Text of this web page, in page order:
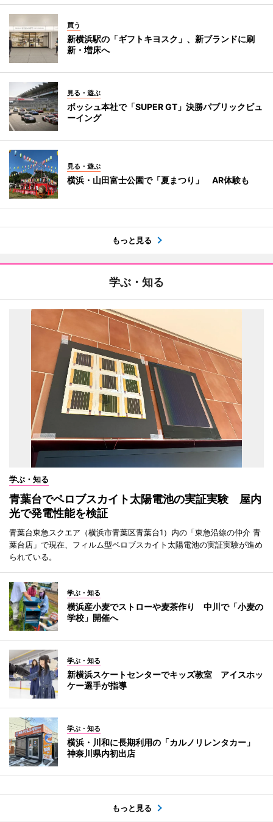
買う
新横浜駅の「ギフトキヨスク」、新ブランドに刷
新・増床へ
見る・遊ぶ
ボッシュ本社で「SUPER GT」決勝パブリックビュ
ーイング
見る・遊ぶ
横浜・山田富士公園で「夏まつり」 AR体験も
もっと見る
学ぶ・知る
学ぶ・知る
青葉台でペロブスカイト太陽電池の実証実験 屋内
光で発電性能を検証
青葉台東急スクエア（横浜市青葉区青葉台1）内の「東急沿線の仲介 青
葉台店」で現在、フィルム型ペロブスカイト太陽電池の実証実験が進め
られている。
学ぶ・知る
横浜産小麦でストローや麦茶作り 中川で「小麦の
学校」開催へ
学ぶ・知る
新横浜スケートセンターでキッズ教室 アイスホッ
ケー選手が指導
学ぶ・知る
横浜・川和に長期利用の「カルノリレンタカー」
神奈川県内初出店
もっと見る